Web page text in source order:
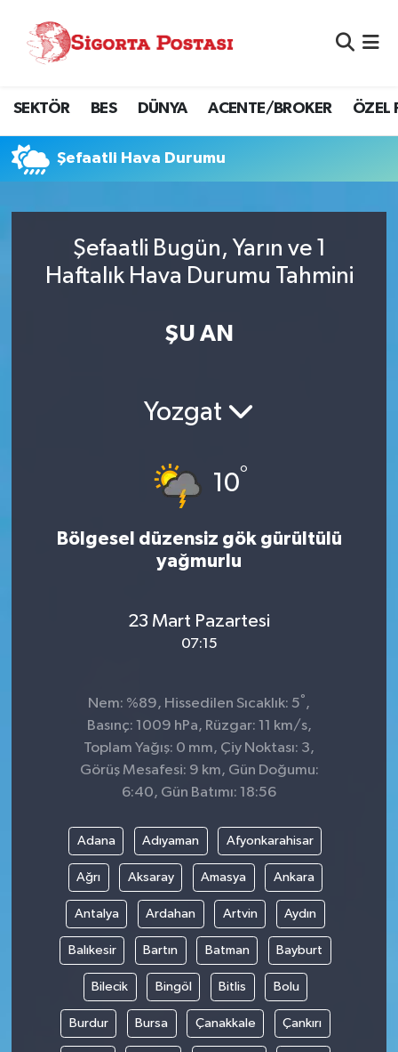
SEKTÖR BES DÜNYA ACENTE/BROKER ÖZEL
Şefaatli Hava Durumu
Şefaatli Bugün, Yarın ve 1
Haftalık Hava Durumu Tahmini
ŞU AN
Yozgat
10°
Bölgesel düzensiz gök gürültülü
yağmurlu
23 Mart Pazartesi
07:15
Nem: %89, Hissedilen Sıcaklık: 5° ,
Basınç: 1009 hPa, Rüzgar: 11 km/s,
Toplam Yağış: 0 mm, Çiy Noktası: 3,
Görüş Mesafesi: 9 km, Gün Doğumu:
6:40, Gün Batımı: 18:56
Adana Adıyaman Afyonkarahisar
Ağrı Aksaray Amasya Ankara
Antalya Ardahan Artvin Aydın
Balıkesir Bartın Batman Bayburt
Bilecik Bingöl Bitlis Bolu
Burdur Bursa Çanakkale Çankırı
Nöbetçi Eczaneler
Hava Durumu
Namaz Vakitleri
Süper Lig Puan Durumu ve Fikstür
Son Dakika Haberleri